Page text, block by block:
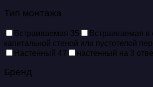
Тип монтажа
Встраиваемая 35 Встраиваемая в
капитальной стеной или пустотелой
Настенный 47 настенный на 3
Бренд